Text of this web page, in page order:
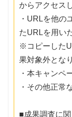
からアクセス
・URLを他の
たURLを用い
※コピーした
果対象外とな
・本キャンペ
・その他正常
■成果調査に関